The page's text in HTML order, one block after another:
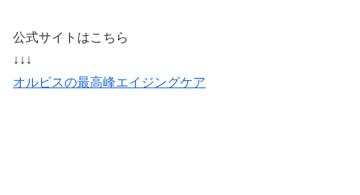
公式サイトはこちら
↓↓↓
オルビスの最高峰エイジングケア